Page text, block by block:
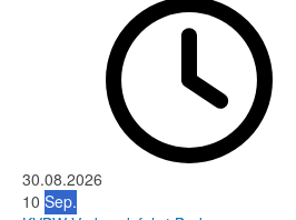
30.08.2026
10 Sep.